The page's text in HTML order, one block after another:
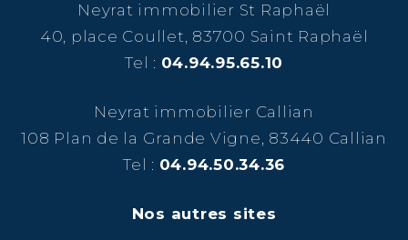
Neyrat immobilier St Raphaël
40, place Coullet, 83700 Saint Raphaël
Tel : 04.94.95.65.10
Neyrat immobilier Callian
108 Plan de la Grande Vigne, 83440 Callian
Tel : 04.94.50.34.36
Nos autres sites